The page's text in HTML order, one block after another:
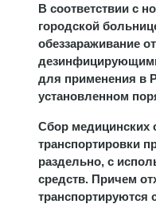
В соответствии с
городской
обеззараживание
для применения в
установленном
Сбор медицинских
транспортировки
раздельно, с
средств. Причем
транспортируются